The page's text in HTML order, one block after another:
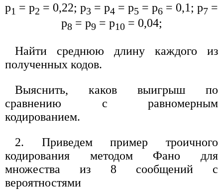
p1 = p2 = 0,22; p3 = p4 = p5 = р6 = 0,1; р7 =
р8 = р9= р10= 0,04;
Найти среднюю длину каждого из
полученных кодов.
Выяснить, каков выигрыш по
сравнению с равномерным
кодированием.
2. Приведем пример троичного
кодирования методом Фано для
множества из 8 сообщений с
вероятностями